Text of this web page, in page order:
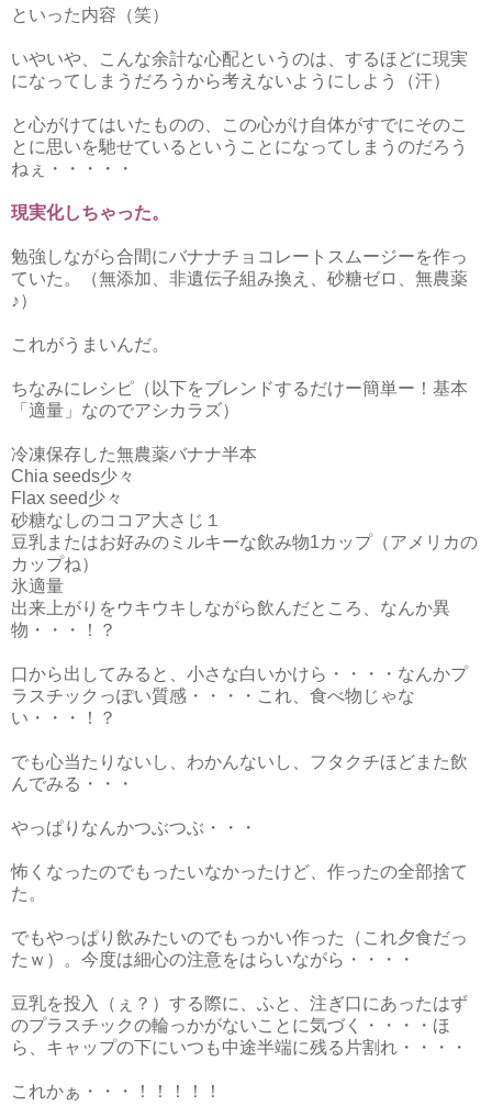
といった内容（笑）
いやいや、こんな余計な心配というのは、するほどに現実
になってしまうだろうから考えないようにしよう（汗）
と心がけてはいたものの、この心がけ自体がすでにそのこ
とに思いを馳せているということになってしまうのだろう
ねぇ・・・・・
現実化しちゃった。
勉強しながら合間にバナナチョコレートスムージーを作っ
ていた。（無添加、非遺伝子組み換え、砂糖ゼロ、無農薬
♪）
これがうまいんだ。
ちなみにレシピ（以下をブレンドするだけー簡単ー！基本
「適量」なのでアシカラズ）
冷凍保存した無農薬バナナ半本
Chia seeds少々
Flax seed少々
砂糖なしのココア大さじ１
豆乳またはお好みのミルキーな飲み物1カップ（アメリカの
カップね）
氷適量
出来上がりをウキウキしながら飲んだところ、なんか異
物・・・！？
口から出してみると、小さな白いかけら・・・・なんかプ
ラスチックっぽい質感・・・・これ、食べ物じゃな
い・・・！？
でも心当たりないし、わかんないし、フタクチほどまた飲
んでみる・・・
やっぱりなんかつぶつぶ・・・
怖くなったのでもったいなかったけど、作ったの全部捨て
た。
でもやっぱり飲みたいのでもっかい作った（これ夕食だっ
たｗ）。今度は細心の注意をはらいながら・・・・
豆乳を投入（ぇ？）する際に、ふと、注ぎ口にあったはず
のプラスチックの輪っかがないことに気づく・・・・ほ
ら、キャップの下にいつも中途半端に残る片割れ・・・・
これかぁ・・・！！！！！